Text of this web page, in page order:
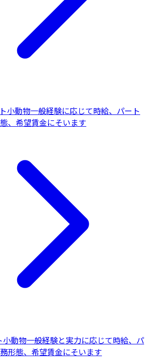
小動物一般経験に応じて時給、パート
、希望賃金にそいます
小動物一般経験と実力に応じて時給、パ
形態、希望賃金にそいます